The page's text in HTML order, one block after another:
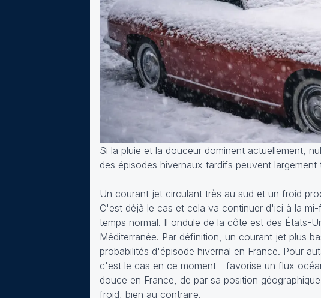
Si la pluie et la douceur dominent actuellement,
des épisodes hivernaux tardifs peuvent
Un courant jet circulant très au sud et un froid
C'est déjà le cas et cela va continuer d'ici à la
temps normal. Il ondule de la côte est des États-
Méditerranée. Par définition, un courant jet plus
probabilités d'épisode hivernal en France. Pour
c'est le cas en ce moment - favorise un flux
douce en France, de par sa position
froid, bien au contraire.